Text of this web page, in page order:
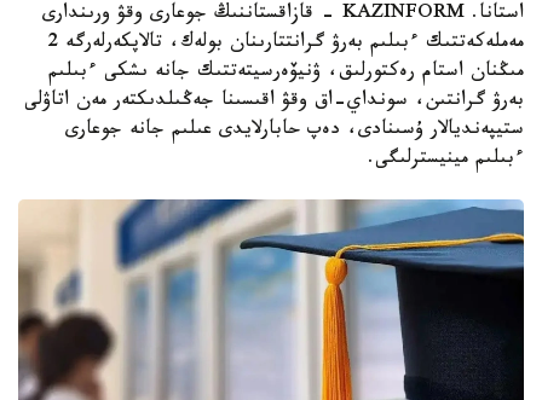
استانا. KAZINFORM - قازاقستاننىڭ جوعارى وقۋ ورىندارى
مەملەكەتتىك ءبىلىم بەرۋ گرانتتارىنان بولەك، تالاپكەرلەرگە 2
مىڭنان استام رەكتورلىق، ۋنيۆەرسيتەتتىك جانە ىشكى ءبىلىم
بەرۋ گرانتىن، سونداي-اق وقۋ اقىسىنا جەڭىلدىكتەر مەن اتاۋلى
ستيپەنديالار ۇسىنادى، دەپ حابارلايدى عىلىم جانە جوعارى
ءبىلىم مينيسترلىگى.